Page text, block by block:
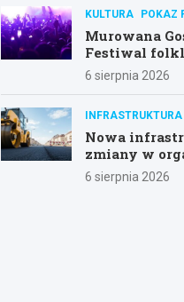
KULTURA POKAZ
Murowana
Festiwal
6 sierpnia 2026
INFRASTRUKTURA
Nowa
zmiany w
6 sierpnia 2026